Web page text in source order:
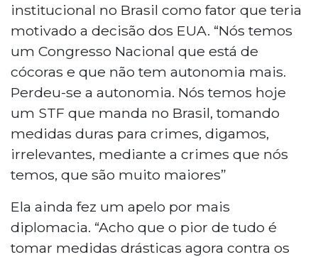
institucional no Brasil como fator que teria
motivado a decisão dos EUA. “Nós temos
um Congresso Nacional que está de
cócoras e que não tem autonomia mais.
Perdeu-se a autonomia. Nós temos hoje
um STF que manda no Brasil, tomando
medidas duras para crimes, digamos,
irrelevantes, mediante a crimes que nós
temos, que são muito maiores”
Ela ainda fez um apelo por mais
diplomacia. “Acho que o pior de tudo é
tomar medidas drásticas agora contra os